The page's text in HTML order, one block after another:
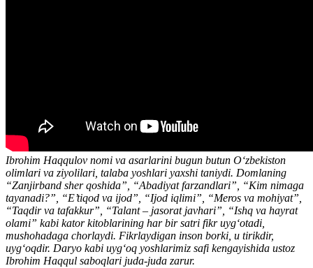
Ibrohim Haqqulov nomi va asarlarini bugun butun O‘zbekiston
olimlari va ziyolilari, talaba yoshlari yaxshi taniydi. Domlaning
“Zanjirband sher qoshida”, “Abadiyat farzandlari”, “Kim nimaga
tayanadi?”, “E’tiqod va ijod”, “Ijod iqlimi”, “Meros va mohiyat”,
“Taqdir va tafakkur”, “Talant – jasorat javhari”, “Ishq va hayrat
olami” kabi kator kitoblarining har bir satri fikr uyg‘otadi,
mushohadaga chorlaydi. Fikrlaydigan inson borki, u tirikdir,
uyg‘oqdir. Daryo kabi uyg‘oq yoshlarimiz safi kengayishida ustoz
Ibrohim Haqqul saboqlari juda-juda zarur.